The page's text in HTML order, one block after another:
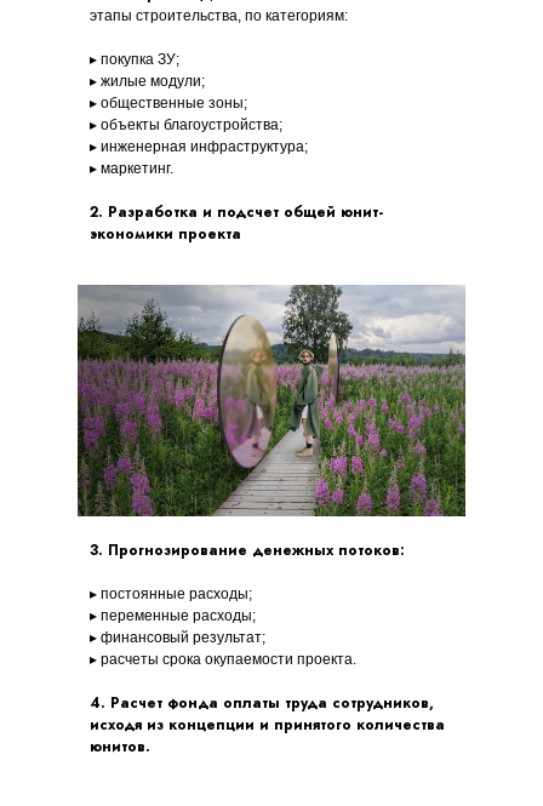
этапы строительства, по категориям:
▸ покупка ЗУ;
▸ жилые модули;
▸ общественные зоны;
▸ объекты благоустройства;
▸ инженерная инфраструктура;
▸ маркетинг.
2. Разработка и подсчет общей юнит-
экономики проекта
3. Прогнозирование денежных потоков:
▸ постоянные расходы;
▸ переменные расходы;
▸ финансовый результат;
▸ расчеты срока окупаемости проекта.
4. Расчет фонда оплаты труда сотрудников,
исходя из концепции и принятого количества
юнитов.